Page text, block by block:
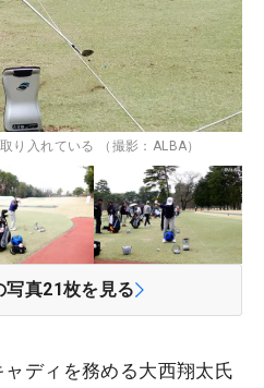
り入れている （撮影：ALBA）
写真21枚を見る
ディを務める大西翔太氏